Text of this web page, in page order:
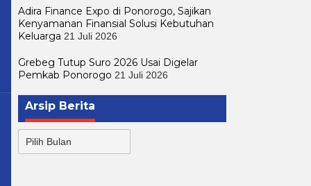
Adira Finance Expo di Ponorogo, Sajikan
Kenyamanan Finansial Solusi Kebutuhan
Keluarga 21 Juli 2026
Grebeg Tutup Suro 2026 Usai Digelar
Pemkab Ponorogo 21 Juli 2026
Arsip Berita
Berita